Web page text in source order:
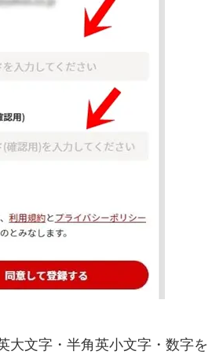
大文字・半角英小文字・数字を